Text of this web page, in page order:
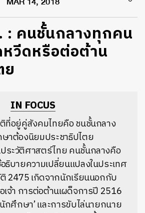
MAR 14, 2018
: คนชั้นกลางทุกคน
หวีดหรือต่อต้าน
ย
IN FOCUS
ที่อยู่คู่สังคมไทยคือ ชนชั้นกลาง
าต้องนิยมประชาธิปไตย
ระวัติศาสตร์ไทย คนชั้นกลางคือ
ธิบายความเปลี่ยนแปลงในประเทศ
2475 เกิดจากนักเรียนนอกกับ
เจ้า การต่อต้านเผด็จการปี 2516
กศึกษา’ และการขับไล่นายกนาย